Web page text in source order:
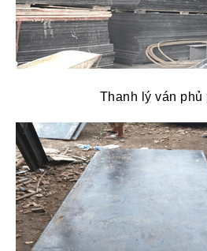
Thanh lý ván phủ